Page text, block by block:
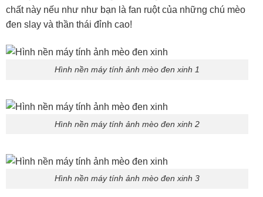
chất này nếu như như bạn là fan ruột của những chú mèo
đen slay và thần thái đỉnh cao!
Hình nền máy tính ảnh mèo đen xinh 1
Hình nền máy tính ảnh mèo đen xinh 2
Hình nền máy tính ảnh mèo đen xinh 3